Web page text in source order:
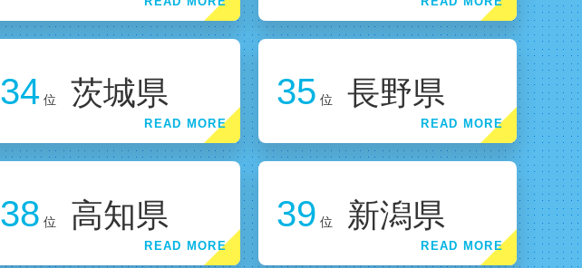
34 位 茨城県 35 位 長野県
38 位 高知県 39 位 新潟県